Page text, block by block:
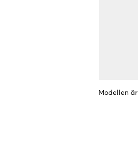
Modellen är